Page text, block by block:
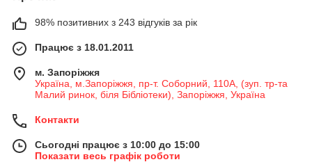
98% позитивних з 243 відгуків за рік
Працює з 18.01.2011
м. Запоріжжя
Україна, м.Запоріжжя, пр-т. Соборний, 110А, (зуп. тр-та
Малий ринок, біля Бібліотеки), Запоріжжя, Україна
Контакти
Сьогодні працює з 10:00 до 15:00
Показати весь графік роботи